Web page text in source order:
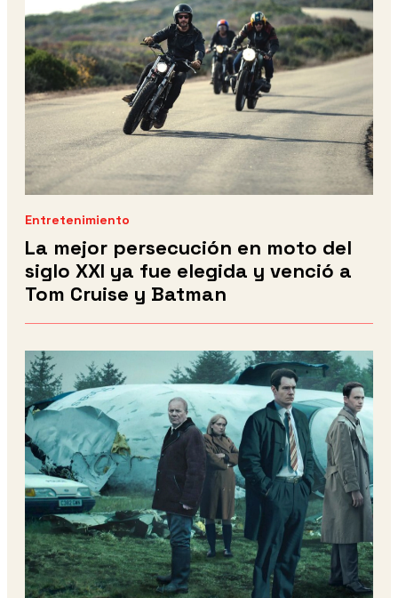
Entretenimiento
La mejor persecución en moto del
siglo XXI ya fue elegida y venció a
Tom Cruise y Batman